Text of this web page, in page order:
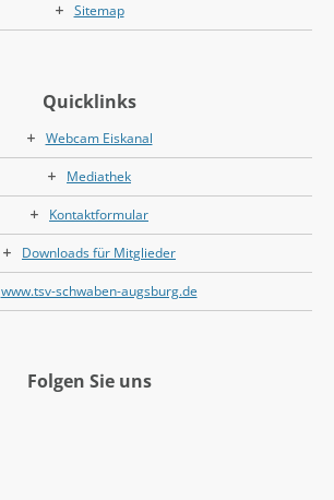
Sitemap
Quicklinks
Webcam Eiskanal
Mediathek
Kontaktformular
Downloads für Mitglieder
www.tsv-schwaben-augsburg.de
Folgen Sie uns